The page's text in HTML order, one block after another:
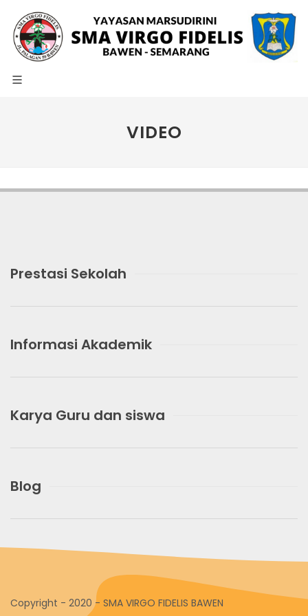
VIDEO
Prestasi Sekolah
Informasi Akademik
Karya Guru dan siswa
Blog
Copyright - 2020 - SMA VIRGO FIDELIS BAWEN